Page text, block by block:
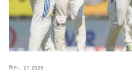
सित॰, 27 2025